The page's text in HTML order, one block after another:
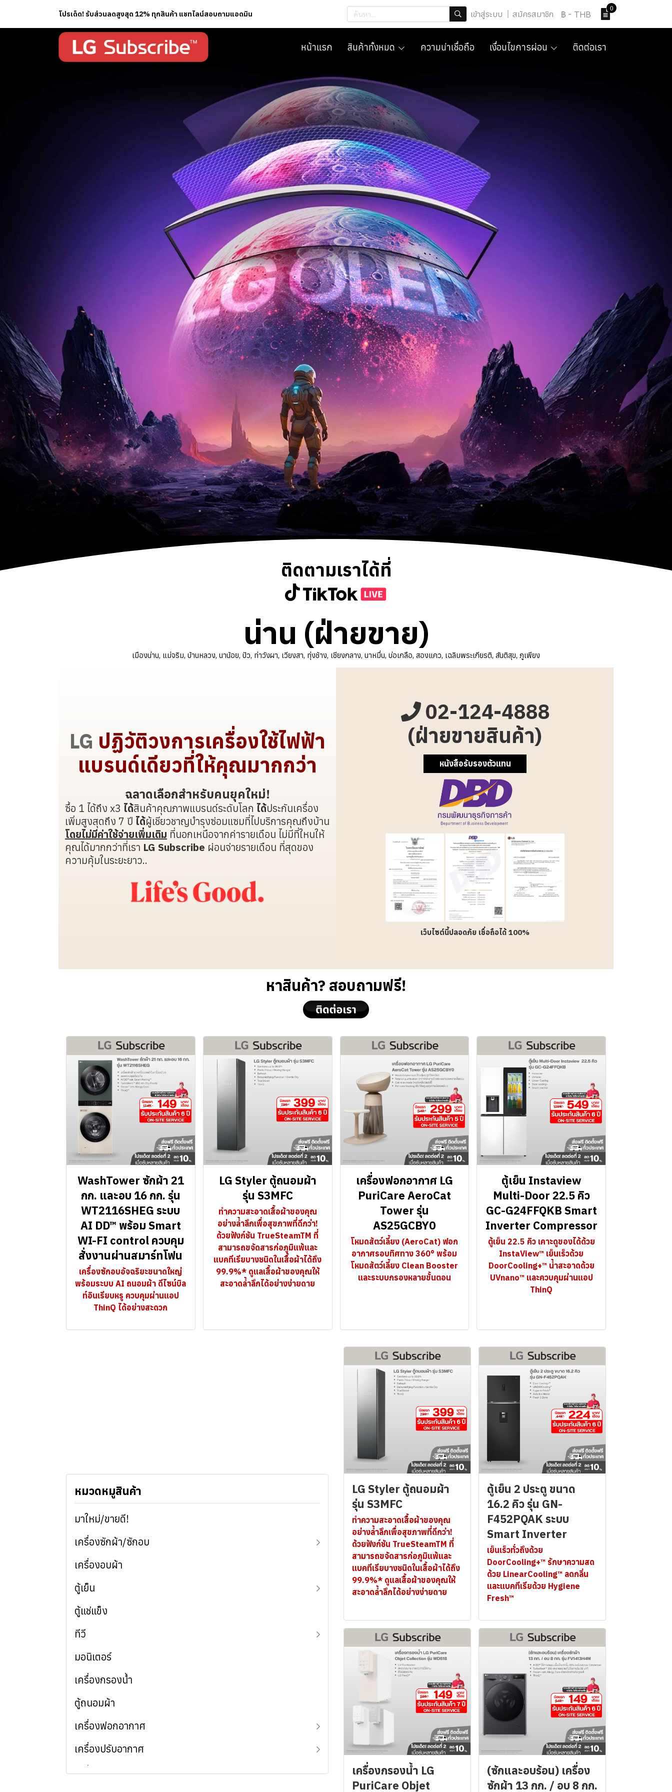
โปรเด็ด! รับส่วนลดสูงสุด 12% ทุกสินค้า แชทไลน์สอบถามแอดมิน เข้าสู่ระบบ สมัครสมาชิก ฿ - THB
0
หน้าแรก สินค้าทั้งหมด ความน่าเชื่อถือ เงื่อนไขการผ่อน ติดต่อเรา
ติดตามเราได้ที่
น่าน (ฝ่ายขาย)
เมืองน่าน, แม่จริม, บ้านหลวง, นาน้อย, ปัว, ท่าวังผา, เวียงสา, ทุ่งช้าง, เชียงกลาง, นาหมื่น, บ่อเกลือ, สองแคว, เฉลิมพระเกียรติ, สันติสุข, ภูเพียง
LG ปฏิวัติวงการเครื่องใช้ไฟฟ้า
แบรนด์เดียวที่ให้คุณมากกว่า
ฉลาดเลือกสำหรับคนยุคใหม่!
ซื้อ 1 ได้ถึง x3 ได้สินค้าคุณภาพแบรนด์ระดับโลก ได้ประกันเครื่อง
เพิ่มสูงสุดถึง 7 ปี ได้ผู้เชียวชาญบำรุงซ่อมแซมที่ไปบริการคุณถึงบ้าน
โดยไม่มีค่าใช้จ่ายเพิ่มเติม ที่นอกเหนือจากค่ารายเดือน ไม่มีที่ใหนให้
คุณได้มากกว่าที่เรา LG Subscribe ผ่อนจ่ายรายเดือน ที่สุดของ
ความคุ้มในระยะยาว..
02-124-4888
(ฝ่ายขายสินค้า)
หนังสือรับรองตัวแทน
เว็บไซต์นี้ปลอดภัย เชื่อถือได้ 100%
หาสินค้า? สอบถามฟรี!
WashTower ซักผ้า 21
กก. และอบ 16 กก. รุ่น
WT2116SHEG ระบบ
AI DD™ พร้อม Smart
WI-FI control ควบคุม
สั่งงานผ่านสมาร์ทโฟน
เครื่องซักอบอัจฉริยะขนาดใหญ่
พร้อมระบบ AI ถนอมผ้า ดีไซน์บิล
ท์อินเรียบหรู ควบคุมผ่านแอป
ThinQ ได้อย่างสะดวก
LG Styler ตู้ถนอมผ้า
รุ่น S3MFC
ทำความสะอาดเสื้อผ้าของคุณ
อย่างล้ำลึกเพื่อสุขภาพที่ดีกว่า!
ด้วยฟังก์ชัน TrueSteamTM ที่
สามารถขจัดสารก่อภูมิแพ้และ
แบคทีเรียบางชนิดในเสื้อผ้าได้ถึง
99.9%* ดูแลเสื้อผ้าของคุณให้
สะอาดล้ำลึกได้อย่างง่ายดาย
เครื่องฟอกอากาศ LG
PuriCare AeroCat
Tower รุ่น
AS25GCBY0
โหมดสัตว์เลี้ยง (AeroCat) ฟอก
อากาศรอบทิศทาง 360° พร้อม
โหมดสัตว์เลี้ยง Clean Booster
และระบบกรองหลายขั้นตอน
ตู้เย็น Instaview
Multi-Door 22.5 คิว
GC-G24FFQKB Smart
Inverter Compressor
ตู้เย็น 22.5 คิว เคาะดูของได้ด้วย
InstaView™ เย็นเร็วด้วย
DoorCooling+™ น้ำสะอาดด้วย
UVnano™ และควบคุมผ่านแอป
ThinQ
หมวดหมูสินค้า
มาใหม่/ขายดี!
เครื่องซักผ้า/ซักอบ
เครื่องอบผ้า
ตู้เย็น
ตู้แช่แข็ง
ทีวี
มอนิเตอร์
เครื่องกรองน้ำ
ตู้ถนอมผ้า
เครื่องฟอกอากาศ
เครื่องปรับอากาศ
เครื่องดูดฝุ่น
LG Styler ตู้ถนอมผ้า
รุ่น S3MFC
ทำความสะอาดเสื้อผ้าของคุณ
อย่างล้ำลึกเพื่อสุขภาพที่ดีกว่า!
ด้วยฟังก์ชัน TrueSteamTM ที่
สามารถขจัดสารก่อภูมิแพ้และ
แบคทีเรียบางชนิดในเสื้อผ้าได้ถึง
99.9%* ดูแลเสื้อผ้าของคุณให้
สะอาดล้ำลึกได้อย่างง่ายดาย
ตู้เย็น 2 ประตู ขนาด
16.2 คิว รุ่น GN-
F452PQAK ระบบ
Smart Inverter
เย็นเร็วทั่วถึงด้วย
DoorCooling+™ รักษาความสด
ด้วย LinearCooling™ ลดกลิ่น
และแบคทีเรียด้วย Hygiene
Fresh™
เครื่องกรองน้ำ LG
PuriCare Objet
(ซักและอบร้อน) เครื่อง
ซักผ้า 13 กก. / อบ 8 กก.